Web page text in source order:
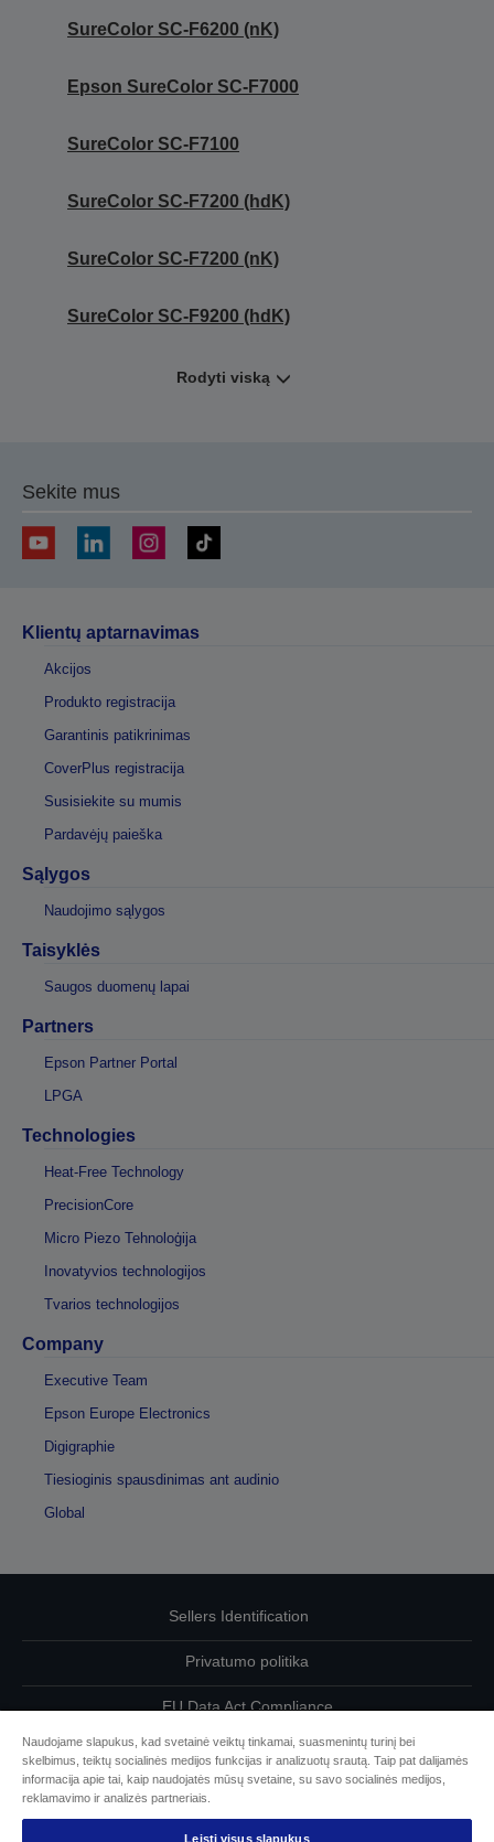
SureColor SC-F6200 (nK)
Epson SureColor SC-F7000
SureColor SC-F7100
SureColor SC-F7200 (hdK)
SureColor SC-F7200 (nK)
SureColor SC-F9200 (hdK)
Rodyti viską
Sekite mus
Klientų aptarnavimas
Akcijos
Produkto registracija
Garantinis patikrinimas
CoverPlus registracija
Susisiekite su mumis
Pardavėjų paieška
Sąlygos
Naudojimo sąlygos
Taisyklės
Saugos duomenų lapai
Partners
Epson Partner Portal
LPGA
Technologies
Heat-Free Technology
PrecisionCore
Micro Piezo Tehnoloģija
Inovatyvios technologijos
Tvarios technologijos
Company
Executive Team
Epson Europe Electronics
Digigraphie
Tiesioginis spausdinimas ant audinio
Global
Sellers Identification
Privatumo politika
EU Data Act Compliance
Susisiekite su mumis dėl savo duomenų
Cookie Information
Naudojame slapukus, kad svetainė veiktų tinkamai, suasmenintų turinį bei
skelbimus, teiktų socialinės medijos funkcijas ir analizuotų srautą. Taip pat dalijamės
informacija apie tai, kaip naudojatės mūsų svetaine, su savo socialinės medijos,
reklamavimo ir analizės partneriais.
Leisti visus slapukus